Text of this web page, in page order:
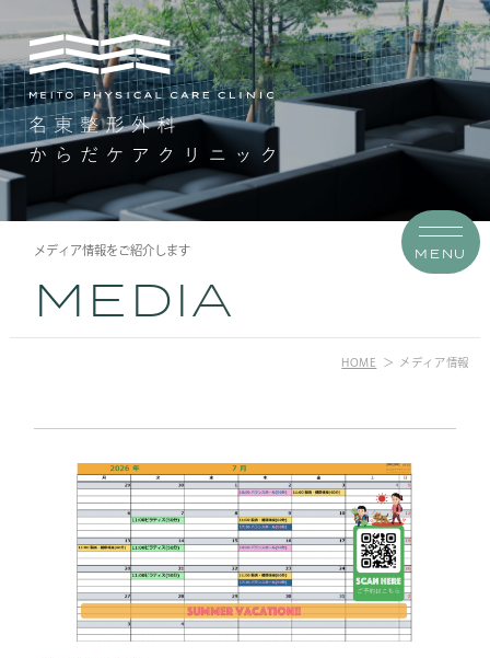
メディア情報をご紹介します
MEDIA
MENU
HOME メディア情報